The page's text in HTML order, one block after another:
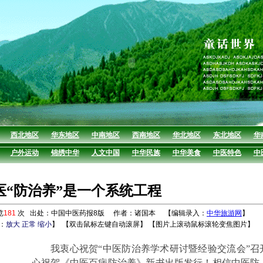
西北地区 华东地区 中南地区 西南地区 华北地区 东北地区 华
户外运动 锦绣中华 人文中国 中华民族 中华美食 中医特色 中
“防治养”是一个系统工程
181 次 出处：中国中医药报8版 作者：诸国本 【编辑录入： 中华旅游网 】
放大 正常 缩小】 【双击鼠标左键自动滚屏】 【图片上滚动鼠标滚轮变焦图片】
我衷心祝贺“中医防治养学术研讨暨经验交流会”召